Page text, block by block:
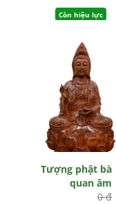
Còn hiệu lực
Tượng phật bà
quan âm
0 đ